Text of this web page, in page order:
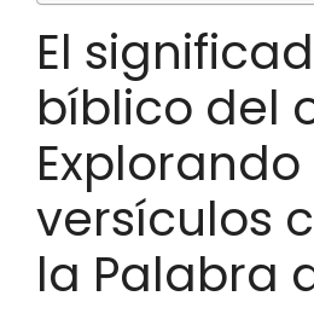
El
bíblico del
Explorando
versículos
la Palabra